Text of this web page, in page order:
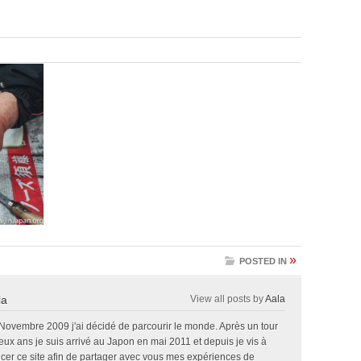
POSTED IN »
View all posts byAala
2009 j'ai décidé de parcourir le monde. Après un tour
ans je suis arrivé au Japon en mai 2011 et depuis je vis à
ce site afin de partager avec vous mes expériences de